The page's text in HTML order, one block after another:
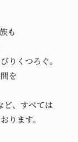
も
りくつろぐ。
を
、 すべては
ります。